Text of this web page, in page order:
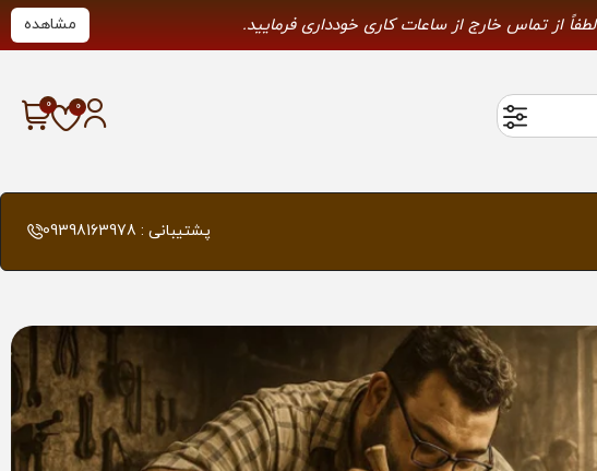
لطفاً از تماس خارج از ساعات کاری خودداری فرمایید. مشاهده
پشتیبانی : 09398163978